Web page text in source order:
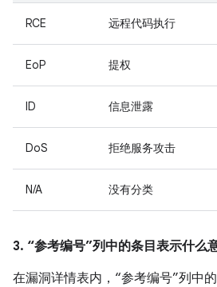
RCE 远程代码执行
EoP 提权
ID 信息泄露
DoS 拒绝服务攻击
N/A 没有分类
3. “参考编号”列中的条目表示什么
在漏洞详情表内，“参考编号”列中